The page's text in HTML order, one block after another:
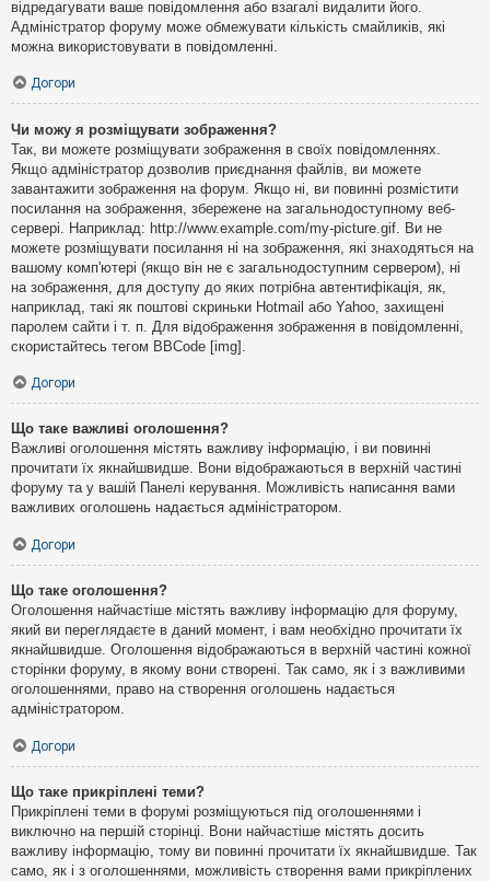
відредагувати ваше повідомлення або взагалі видалити його.
Адміністратор форуму може обмежувати кількість смайликів, які
можна використовувати в повідомленні.
Догори
Чи можу я розміщувати зображення?
Так, ви можете розміщувати зображення в своїх повідомленнях.
Якщо адміністратор дозволив приєднання файлів, ви можете
завантажити зображення на форум. Якщо ні, ви повинні розмістити
посилання на зображення, збережене на загальнодоступному веб-
сервері. Наприклад: http://www.example.com/my-picture.gif. Ви не
можете розміщувати посилання ні на зображення, які знаходяться на
вашому комп'ютері (якщо він не є загальнодоступним сервером), ні
на зображення, для доступу до яких потрібна автентифікація, як,
наприклад, такі як поштові скриньки Hotmail або Yahoo, захищені
паролем сайти і т. п. Для відображення зображення в повідомленні,
скористайтесь тегом BBCode [img].
Догори
Що таке важливі оголошення?
Важливі оголошення містять важливу інформацію, і ви повинні
прочитати їх якнайшвидше. Вони відображаються в верхній частині
форуму та у вашій Панелі керування. Можливість написання вами
важливих оголошень надається адміністратором.
Догори
Що таке оголошення?
Оголошення найчастіше містять важливу інформацію для форуму,
який ви переглядаєте в даний момент, і вам необхідно прочитати їх
якнайшвидше. Оголошення відображаються в верхній частині кожної
сторінки форуму, в якому вони створені. Так само, як і з важливими
оголошеннями, право на створення оголошень надається
адміністратором.
Догори
Що таке прикріплені теми?
Прикріплені теми в форумі розміщуються під оголошеннями і
виключно на першій сторінці. Вони найчастіше містять досить
важливу інформацію, тому ви повинні прочитати їх якнайшвидше. Так
само, як і з оголошеннями, можливість створення вами прикріплених